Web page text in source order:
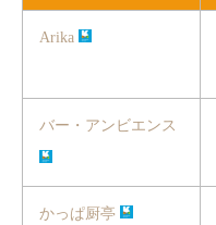
Arika
バー・アンビエンス
かっぱ厨亭